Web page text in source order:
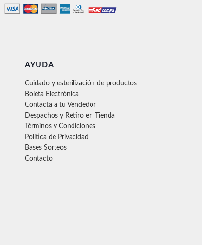
AYUDA
Cuidado y esterilización de productos
Boleta Electrónica
Contacta a tu Vendedor
Despachos y Retiro en Tienda
Términos y Condiciones
Política de Privacidad
Bases Sorteos
Contacto